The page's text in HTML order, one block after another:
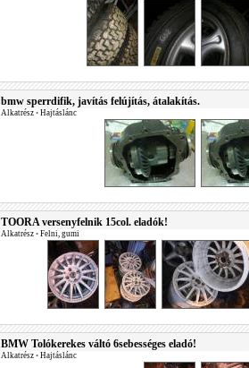
bmw sperrdifik, javítás felújítás, átalakítás.
Alkatrész • Hajtáslánc
TOORA versenyfelnik 15col. eladók!
Alkatrész • Felni, gumi
BMW Tolókerekes váltó 6sebességes eladó!
Alkatrész • Hajtáslánc